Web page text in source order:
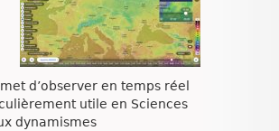
d’observer en temps réel
utile en Sciences
dynamismes